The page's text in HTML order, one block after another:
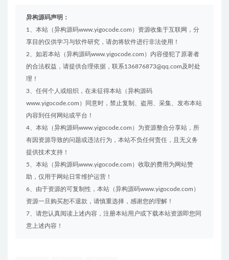
异构源码声明：
1、本站（异构源码www.yigocode.com）资源收集于互联网，分
享目的仅供学习与软件研究，请勿将软件进行非法使用！
2、如若本站（异构源码www.yigocode.com）内容侵犯了原著者
的合法权益，请提供合理依据，联系136876873@qq.com及时处
理！
3、任何个人或组织，在未征得本站（异构源码
www.yigocode.com）同意时，禁止复制、盗用、采集、发布本站
内容到任何网站或平台！
4、本站（异构源码www.yigocode.com）为资源整合分享站，所
有因资源导致的问题或违法行为，本站不负任何责任，且无义务
提供技术支持！
5、本站（异构源码www.yigocode.com）收取的费用为网站赞
助，仅用于网站日常维护运营！
6、由于资源的可复制性，本站（异构源码www.yigocode.com）
资源一旦购买恕不退款，请慎重选择，感谢您的理解！
7、请您认真阅读上述内容，注册本站用户或下载本站资源即您同
意上述内容！